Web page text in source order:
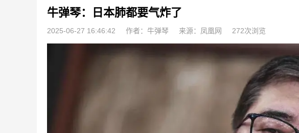
牛弹琴：日本肺都要气炸了
2025-06-27 16:46:42 作者：牛弹琴 来源：凤凰网 272次浏览